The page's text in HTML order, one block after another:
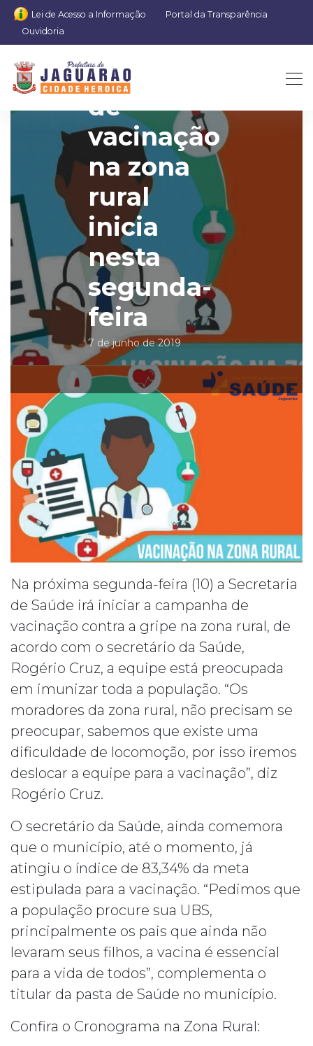
Lei de Acesso a Informação
Portal da Transparência
Ouvidoria
Campanha
de
vacinação
na zona
rural
inicia
nesta
segunda-
feira
7 de junho de 2019
Na próxima segunda-feira (10) a Secretaria
de Saúde irá iniciar a campanha de
vacinação contra a gripe na zona rural, de
acordo com o secretário da Saúde,
Rogério Cruz, a equipe está preocupada
em imunizar toda a população. “Os
moradores da zona rural, não precisam se
preocupar, sabemos que existe uma
dificuldade de locomoção, por isso iremos
deslocar a equipe para a vacinação”, diz
Rogério Cruz.
O secretário da Saúde, ainda comemora
que o município, até o momento, já
atingiu o índice de 83,34% da meta
estipulada para a vacinação. “Pedimos que
a população procure sua UBS,
principalmente os pais que ainda não
levaram seus filhos, a vacina é essencial
para a vida de todos”, complementa o
titular da pasta de Saúde no município.
Confira o Cronograma na Zona Rural: